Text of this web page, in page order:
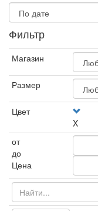
Фильтр
Магазин
Размер
Цвет
X
от
до
Цена